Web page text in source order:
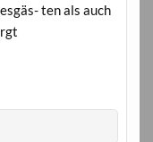
ten als auch